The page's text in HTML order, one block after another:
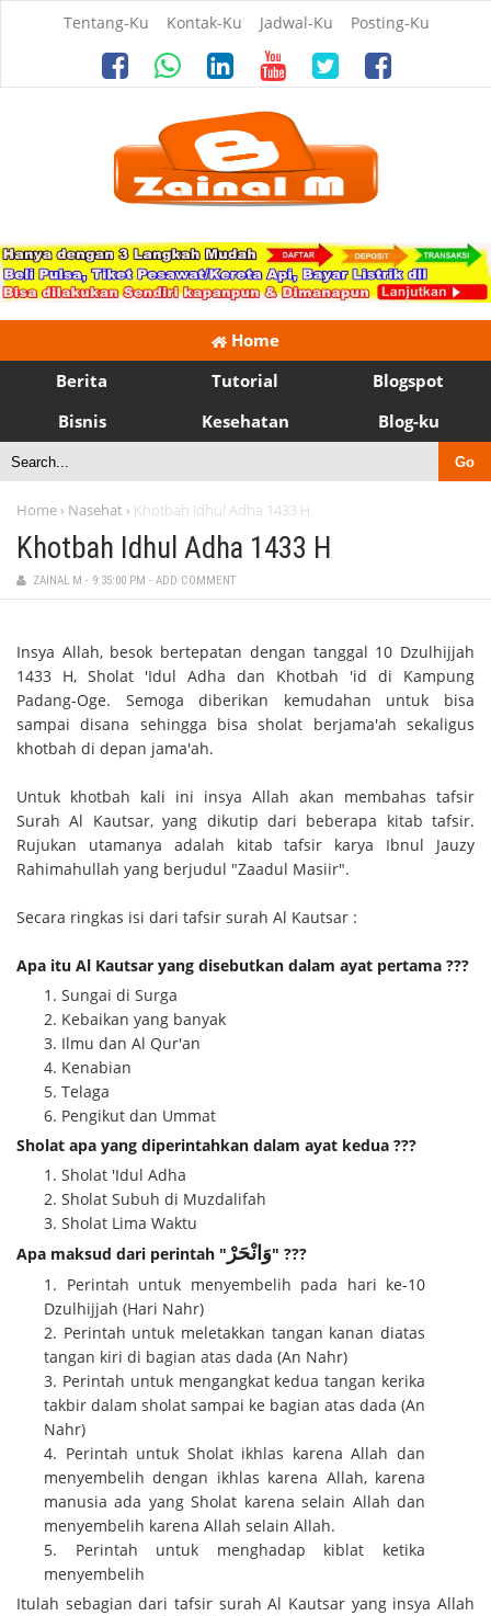
Tentang-Ku Kontak-Ku Jadwal-Ku Posting-Ku
Home
Berita
Tutorial
Blogspot
Bisnis
Kesehatan Blog-ku
Home › Nasehat › Khotbah Idhul Adha 1433 H
Khotbah Idhul Adha 1433 H
ZAINAL M - 9:35:00 PM - ADD COMMENT
Insya Allah, besok bertepatan dengan tanggal 10 Dzulhijjah
1433 H, Sholat 'Idul Adha dan Khotbah 'id di Kampung
Padang-Oge. Semoga diberikan kemudahan untuk bisa
sampai disana sehingga bisa sholat berjama'ah sekaligus
khotbah di depan jama'ah.
Untuk khotbah kali ini insya Allah akan membahas tafsir
Surah Al Kautsar, yang dikutip dari beberapa kitab tafsir.
Rujukan utamanya adalah kitab tafsir karya Ibnul Jauzy
Rahimahullah yang berjudul "Zaadul Masiir".
Secara ringkas isi dari tafsir surah Al Kautsar :
Apa itu Al Kautsar yang disebutkan dalam ayat pertama ???
Sungai di Surga
Kebaikan yang banyak
Ilmu dan Al Qur'an
Kenabian
Telaga
Pengikut dan Ummat
Sholat apa yang diperintahkan dalam ayat kedua ???
Sholat 'Idul Adha
Sholat Subuh di Muzdalifah
Sholat Lima Waktu
Apa maksud dari perintah " وَانْحَرْ" ???
Perintah untuk menyembelih pada hari ke-10
Dzulhijjah (Hari Nahr)
Perintah untuk meletakkan tangan kanan diatas
tangan kiri di bagian atas dada (An Nahr)
Perintah untuk mengangkat kedua tangan kerika
takbir dalam sholat sampai ke bagian atas dada (An
Nahr)
Perintah untuk Sholat ikhlas karena Allah dan
menyembelih dengan ikhlas karena Allah, karena
manusia ada yang Sholat karena selain Allah dan
menyembelih karena Allah selain Allah.
Perintah untuk menghadap kiblat ketika
menyembelih
Itulah sebagian dari tafsir surah Al Kautsar yang insya Allah